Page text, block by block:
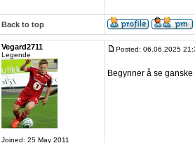
Back to top
Vegard2711
Legende
Joined: 25 May 2011
Posted: 06.06.2025
Begynner å se